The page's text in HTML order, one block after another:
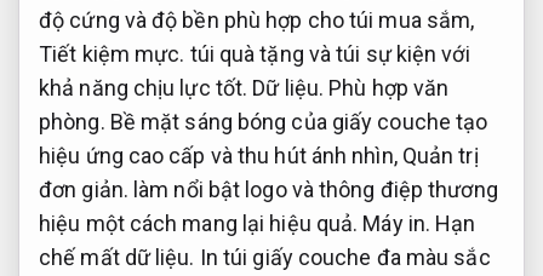
độ cứng và độ bền phù hợp cho túi mua sắm,
Tiết kiệm mực. túi quà tặng và túi sự kiện với
khả năng chịu lực tốt. Dữ liệu. Phù hợp văn
phòng. Bề mặt sáng bóng của giấy couche tạo
hiệu ứng cao cấp và thu hút ánh nhìn, Quản trị
đơn giản. làm nổi bật logo và thông điệp thương
hiệu một cách mang lại hiệu quả. Máy in. Hạn
chế mất dữ liệu. In túi giấy couche đa màu sắc